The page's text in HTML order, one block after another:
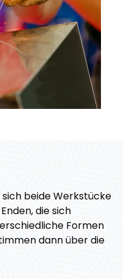
beide Werkstücke
die sich
Formen
dann über die